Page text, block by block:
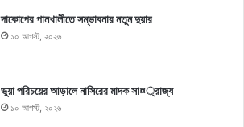
দাকোপের পানখালীতে সম্ভাবনার নতুন দুয়ার
১০ আগস্ট, ২০২৬
ভুয়া পরিচয়ের আড়ালে নাসিরের মাদক সা¤্রাজ্য
১০ আগস্ট, ২০২৬